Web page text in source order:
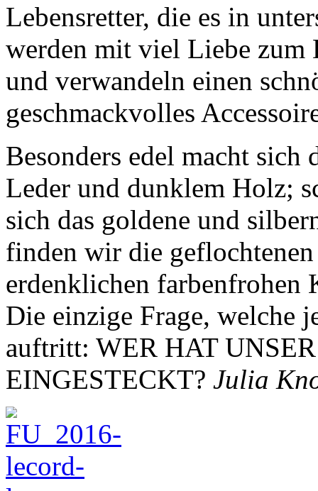
Lebensretter, die es in
werden mit viel Liebe zum
und verwandeln einen
geschmackvolles
Besonders edel macht
Leder und dunklem Holz;
sich das goldene und
finden wir die
erdenklichen farbenfrohen
Die einzige Frage, welche
auftritt: WER HAT
EINGESTECKT? Julia